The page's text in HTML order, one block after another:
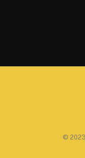
©